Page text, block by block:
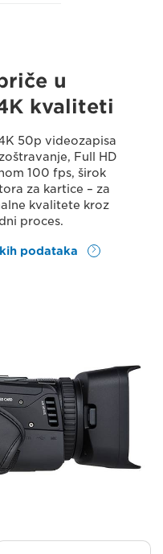
u
kvaliteti
50p videozapisa
Full HD
100 fps, širok
za kartice – za
kvalitete kroz
proces.
podataka